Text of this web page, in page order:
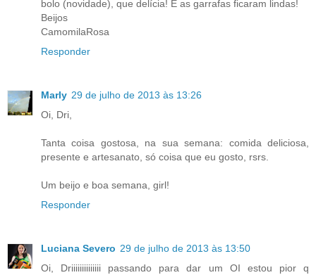
bolo (novidade), que delícia! E as garrafas ficaram lindas!
Beijos
CamomilaRosa
Responder
Marly 29 de julho de 2013 às 13:26
Oi, Dri,
Tanta coisa gostosa, na sua semana: comida deliciosa,
presente e artesanato, só coisa que eu gosto, rsrs.
Um beijo e boa semana, girl!
Responder
Luciana Severo 29 de julho de 2013 às 13:50
Oi, Driiiiiiiiiiiiii passando para dar um OI estou pior q